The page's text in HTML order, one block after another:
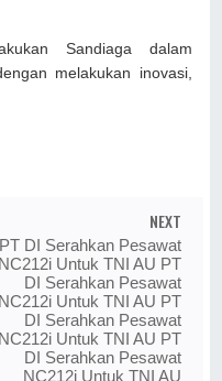
Sandiaga dalam
melakukan inovasi,
NEXT
PT DI Serahkan Pesawat
NC212i Untuk TNI AU PT
DI Serahkan Pesawat
NC212i Untuk TNI AU PT
DI Serahkan Pesawat
NC212i Untuk TNI AU PT
DI Serahkan Pesawat
NC212i Untuk TNI AU